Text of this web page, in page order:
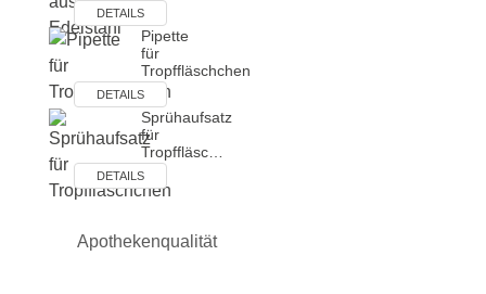
DETAILS
Pipette
für
Tropffläschchen
DETAILS
Sprühaufsatz
für
Tropffläsc…
DETAILS
Apothekenqualität